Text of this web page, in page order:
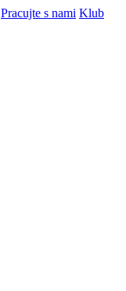
Pracujte s nami Klub